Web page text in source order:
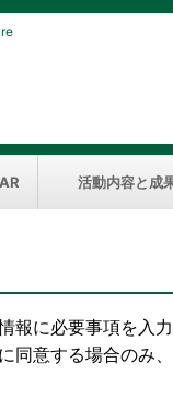
活動内容と成
報に必要事項を入
同意する場合のみ